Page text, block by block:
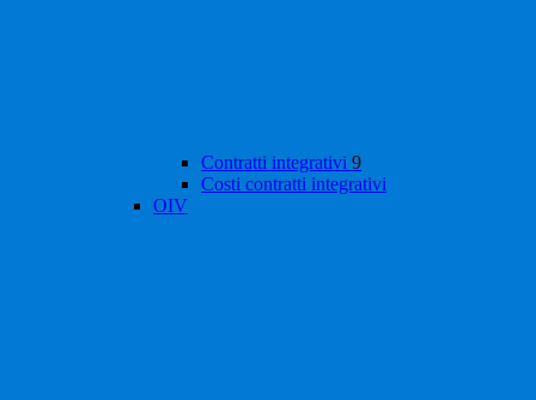
Contratti integrativi 9
Costi contratti integrativi
OIV